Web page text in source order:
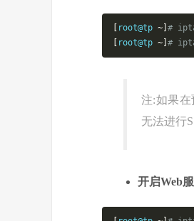
root@tp ~] #
root@tp ~] #
注:如果在
无法进行
开启Web